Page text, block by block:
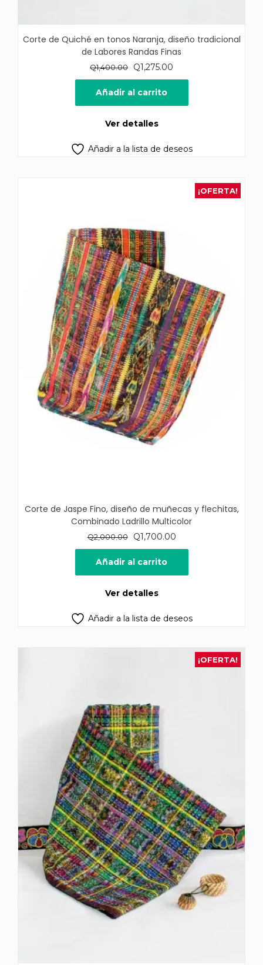
Corte de Quiché en tonos Naranja, diseño tradicional
de Labores Randas Finas
Q1,400.00
El
precio
original
era:
Q1,275.00
precio
es:
Añadir al carrito
Ver detalles
Añadir a la lista de deseos
¡OFERTA!
Corte de Jaspe Fino, diseño de muñecas y flechitas,
Combinado Ladrillo Multicolor
Q2,000.00
El
precio
original
Q1,700.00El
precio
Añadir al carrito
Ver detalles
Añadir a la lista de deseos
¡OFERTA!